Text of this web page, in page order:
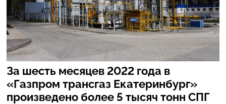
За шесть месяцев 2022 года в
«Газпром трансгаз Екатеринбург»
произведено более 5 тысяч тонн СПГ